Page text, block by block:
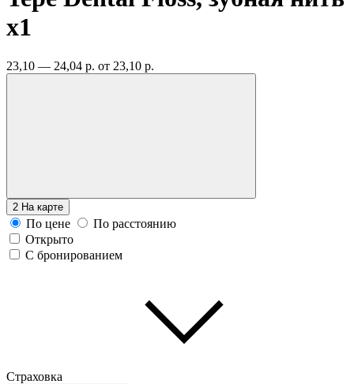
x1
23,10 — 24,04 р. от 23,10 р.
2 На карте
По цене
По расстоянию
Открыто
С бронированием
Страховка